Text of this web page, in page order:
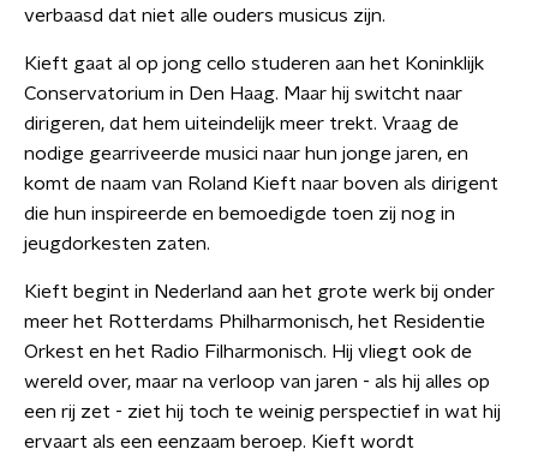
verbaasd dat niet alle ouders musicus zijn.
Kieft gaat al op jong cello studeren aan het Koninklijk
Conservatorium in Den Haag. Maar hij switcht naar
dirigeren, dat hem uiteindelijk meer trekt. Vraag de
nodige gearriveerde musici naar hun jonge jaren, en
komt de naam van Roland Kieft naar boven als dirigent
die hun inspireerde en bemoedigde toen zij nog in
jeugdorkesten zaten.
Kieft begint in Nederland aan het grote werk bij onder
meer het Rotterdams Philharmonisch, het Residentie
Orkest en het Radio Filharmonisch. Hij vliegt ook de
wereld over, maar na verloop van jaren - als hij alles op
een rij zet - ziet hij toch te weinig perspectief in wat hij
ervaart als een eenzaam beroep. Kieft wordt